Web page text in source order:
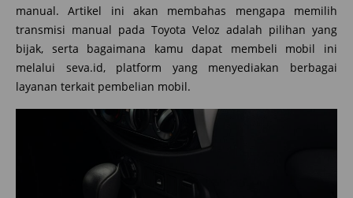
manual. Artikel ini akan membahas mengapa memilih
transmisi manual pada Toyota Veloz adalah pilihan yang
bijak, serta bagaimana kamu dapat membeli mobil ini
melalui seva.id, platform yang menyediakan berbagai
layanan terkait pembelian mobil.